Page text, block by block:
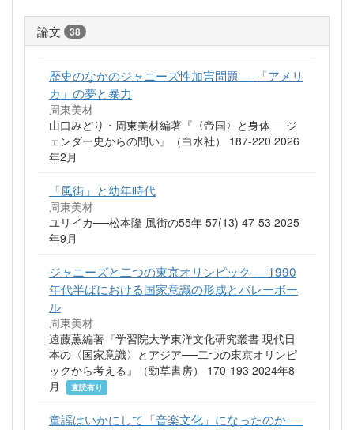
論文 38
歴史のなかのジャニーズ性加害問題──「アメリ
カ」の夢と暴力
周東美材
山口みどり・周東美材編著『〈帝国〉と身体──ジ
ェンダー史からの問い』（白水社） 187-220 2026
年2月
「風街」と幼年時代
周東美材
ユリイカ──松本隆 風街の55年 57(13) 47-53 2025
年9月
ジャニーズと二つの東京オリンピック──1990
年代半ばにおける国家意識の形成とバレーボー
ル
周東美材
遠藤薫編著『学習院大学東洋文化研究叢書 現代日
本の〈国家意識〉とアジア──二つの東京オリンピ
ックから考える』（勁草書房） 170-193 2024年8
月
査読有り
童謡はいかにして「音楽文化」になったのか──